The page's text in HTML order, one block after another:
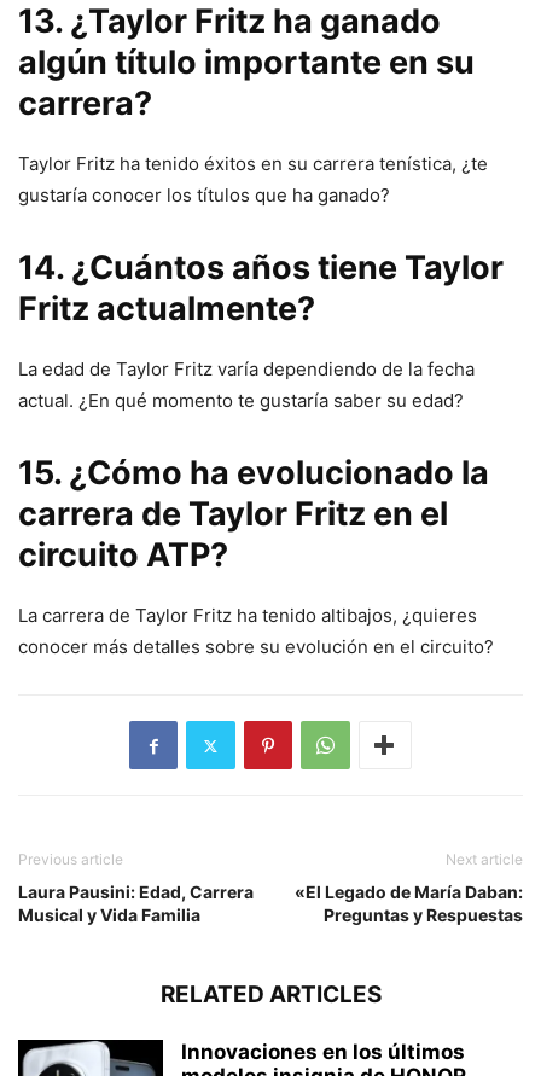
13. ¿Taylor Fritz ha ganado
algún título importante en su
carrera?
Taylor Fritz ha tenido éxitos en su carrera tenística, ¿te
gustaría conocer los títulos que ha ganado?
14. ¿Cuántos años tiene Taylor
Fritz actualmente?
La edad de Taylor Fritz varía dependiendo de la fecha
actual. ¿En qué momento te gustaría saber su edad?
15. ¿Cómo ha evolucionado la
carrera de Taylor Fritz en el
circuito ATP?
La carrera de Taylor Fritz ha tenido altibajos, ¿quieres
conocer más detalles sobre su evolución en el circuito?
Previous article
Laura Pausini: Edad, Carrera
Musical y Vida Familia
Next article
«El Legado de María Daban:
Preguntas y Respuestas
RELATED ARTICLES
Innovaciones en los últimos